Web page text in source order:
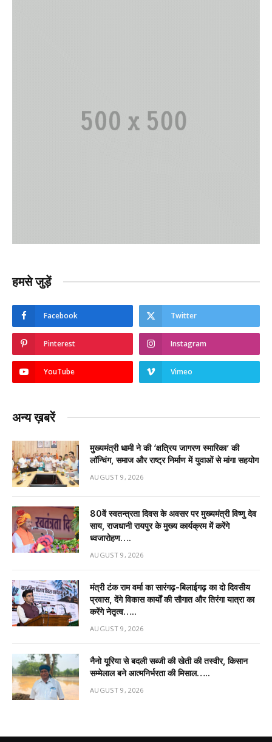
हमसे जुड़ें
Facebook Twitter
Pinterest Instagram
YouTube Vimeo
अन्य ख़बरें
मुख्यमंत्री धामी ने की ‘क्षत्रिय जागरण स्मारिका’ की
लॉन्चिंग, समाज और राष्ट्र निर्माण में युवाओं से मांगा सहयोग
AUGUST 9, 2026
80वें स्वतन्त्रता दिवस के अवसर पर मुख्यमंत्री विष्णु देव
साय, राजधानी रायपुर के मुख्य कार्यक्रम में करेंगे
ध्वजारोहण….
AUGUST 9, 2026
मंत्री टंक राम वर्मा का सारंगढ़-बिलाईगढ़ का दो दिवसीय
प्रवास, देंगे विकास कार्यों की सौगात और तिरंगा यात्रा का
करेंगे नेतृत्व…..
AUGUST 9, 2026
नैनो यूरिया से बदली सब्जी की खेती की तस्वीर, किसान
सम्मेलाल बने आत्मनिर्भरता की मिसाल…..
AUGUST 9, 2026